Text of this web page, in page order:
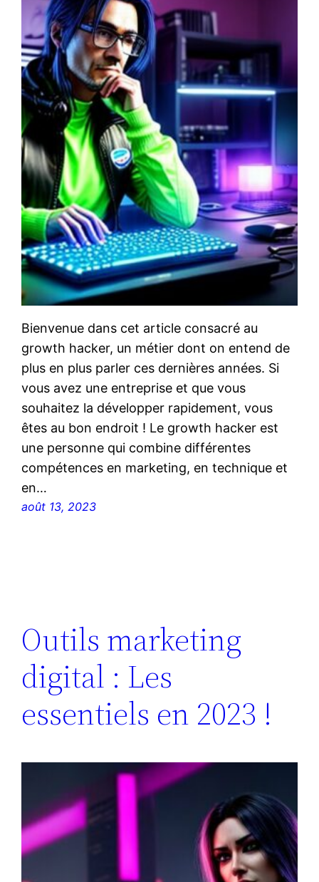
Bienvenue dans cet article consacré au
growth hacker, un métier dont on entend de
plus en plus parler ces dernières années. Si
vous avez une entreprise et que vous
souhaitez la développer rapidement, vous
êtes au bon endroit ! Le growth hacker est
une personne qui combine différentes
compétences en marketing, en technique et
en…
août 13, 2023
Outils marketing
digital : Les
essentiels en 2023 !